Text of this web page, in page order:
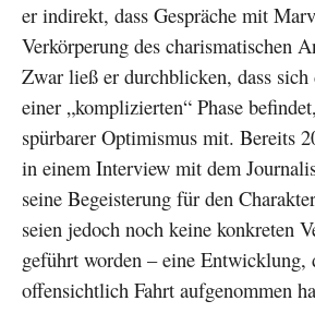
er indirekt, dass Gespräche mit
Verkörperung des charismatischen
Zwar ließ er durchblicken, dass sich
einer „komplizierten“ Phase
spürbarer Optimismus mit. Bereits
in einem Interview mit dem
seine Begeisterung für den
seien jedoch noch keine konkreten
geführt worden – eine Entwicklung,
offensichtlich Fahrt aufgenommen